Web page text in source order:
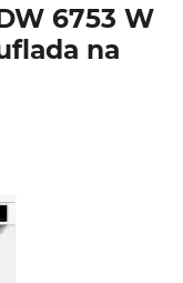
6753 W
na